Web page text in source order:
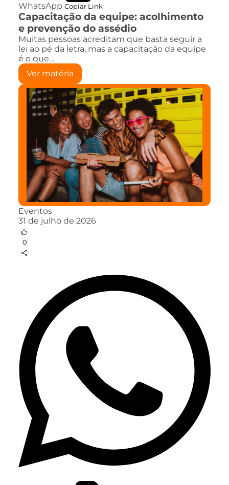
WhatsApp Copiar Link
Capacitação da equipe: acolhimento
e prevenção do assédio
Muitas pessoas acreditam que basta seguir a
lei ao pé da letra, mas a capacitação da equipe
é o que…
Ver matéria
Eventos
31 de julho de 2026
0